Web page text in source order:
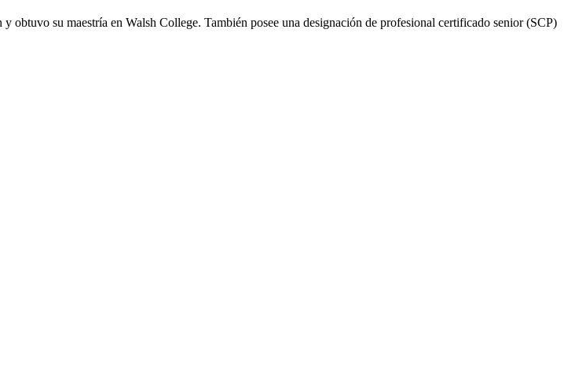
su maestría en Walsh College. También posee una designación de profesional certificado senior (SCP)